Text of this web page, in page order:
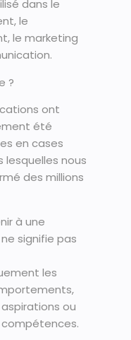
dans le
le
le marketing
?
ont
été
en cases
lesquelles nous
des millions
à une
signifie pas
les
ou